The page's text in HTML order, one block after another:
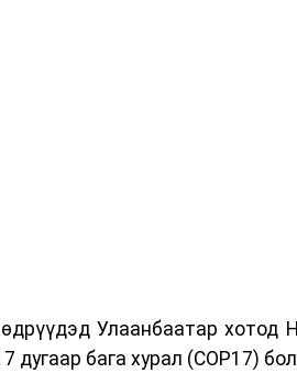
Улаанбаатар хотод
бага хурал (COP17)